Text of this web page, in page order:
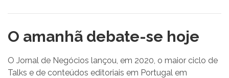
O amanhã debate-se hoje
O Jornal de Negócios lançou, em 2020, o maior ciclo de
Talks e de conteúdos editoriais em Portugal em